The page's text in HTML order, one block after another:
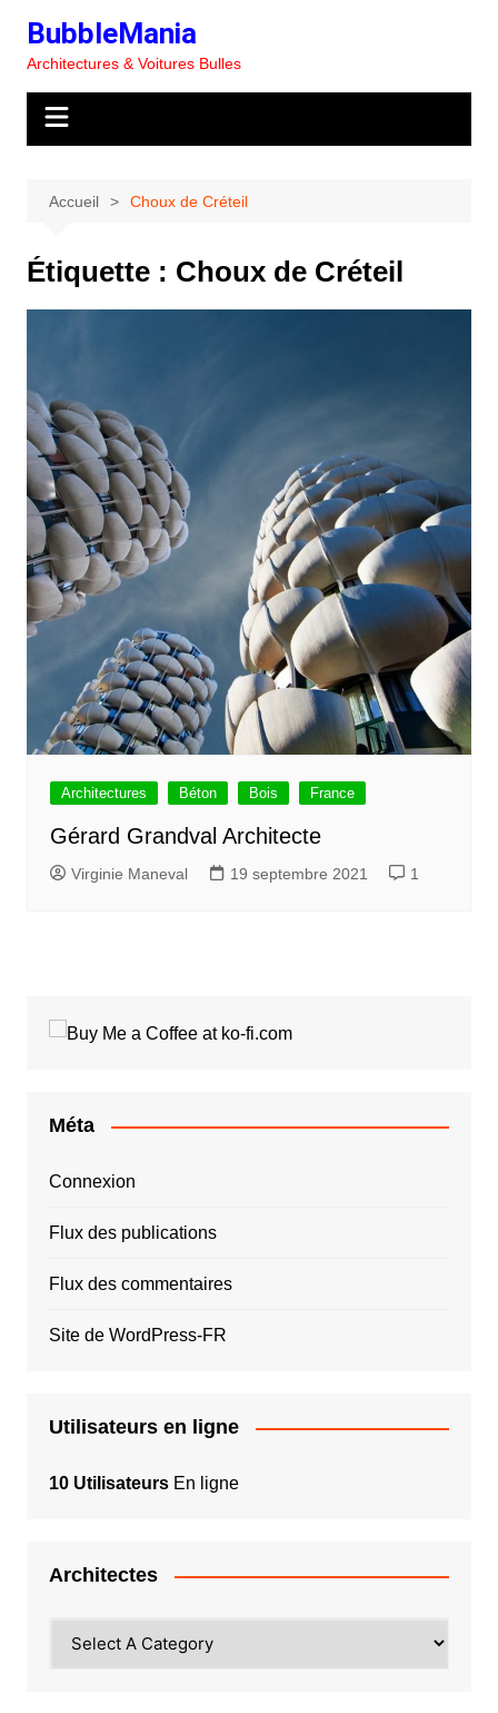
contenu
BubbleMania
Architectures & Voitures Bulles
Accueil Choux de Créteil
Étiquette : Choux de Créteil
Architectures Béton Bois France
Gérard Grandval Architecte
Virginie Maneval 19 septembre 2021 1
Méta
Connexion
Flux des publications
Flux des commentaires
Site de WordPress-FR
Utilisateurs en ligne
10 UtilisateursEn ligne
Architectes